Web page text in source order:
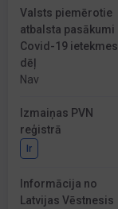
Valsts piemērotie
atbalsta pasākumi
Covid-19 ietekmes
dēļ
Nav
Izmaiņas PVN
reģistrā
Ir
Informācija no
Latvijas Vēstnesis